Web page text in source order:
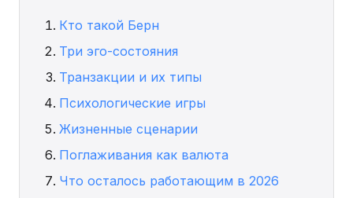
Кто такой Берн
Три эго-состояния
Транзакции и их типы
Психологические игры
Жизненные сценарии
Поглаживания как валюта
Что осталось работающим в 2026